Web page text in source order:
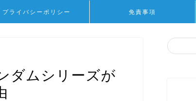
プライバシーポリシー 免責事項
ダムシリーズが